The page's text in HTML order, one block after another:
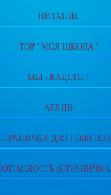
ПИТАНИЕ
ТОР "МОЯ ШКОЛА"
МЫ - КАДЕТЫ !
АРХИВ
ДЛЯ